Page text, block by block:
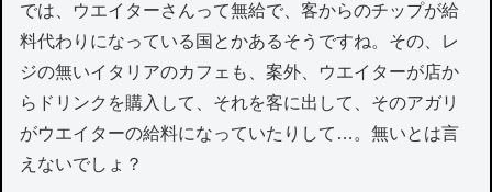
では、ウエイターさんって無給で、客からのチップが給
料代わりになっている国とかあるそうですね。その、レ
ジの無いイタリアのカフェも、案外、ウエイターが店か
らドリンクを購入して、それを客に出して、そのアガリ
がウエイターの給料になっていたりして…。無いとは言
えないでしょ？